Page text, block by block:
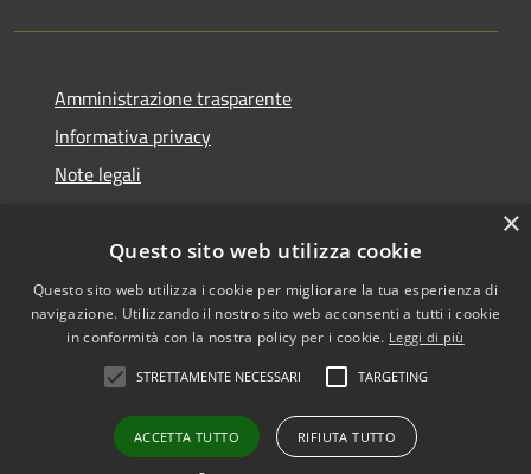
Amministrazione trasparente
Informativa privacy
Note legali
Accessibilità
Mappa del sito
Copyright © 2026 • Comune di
Biancavilla • Powered by
Municipium•Accesso
redazione
×
Questo sito web utilizza cookie
Questo sito web utilizza i cookie per migliorare la tua esperienza di
navigazione. Utilizzando il nostro sito web acconsenti a tutti i cookie
in conformità con la nostra policy per i cookie. Leggi di più
STRETTAMENTE NECESSARI TARGETING
ACCETTA TUTTO RIFIUTA TUTTO